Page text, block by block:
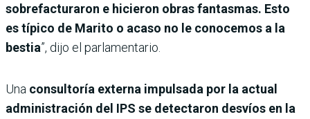
sobrefacturaron e hicieron obras fantasmas. Esto
es típico de Marito o acaso no le conocemos a la
bestia”, dijo el parlamentario.
Una consultoría externa impulsada por la actual
administración del IPS se detectaron desvíos en la